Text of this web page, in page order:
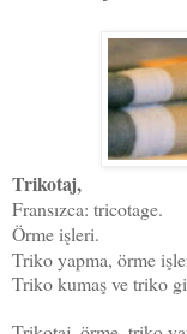
Trikotaj,
Fransızca: tricotage.
Örme işleri.
Triko yapma, örme
Triko kumaş ve triko